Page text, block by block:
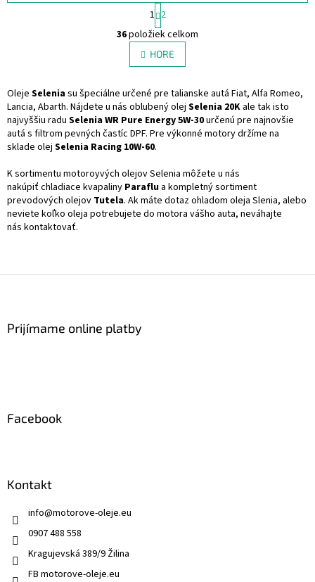
O
v
l
á
a
c
i
e
v
k
y
v
S
t
r
á
n
k
v
a
n
i
e
1 2
36položiek celkom
HORE
Oleje Seleniasu špeciálne určené pre talianske autá Fiat, Alfa Romeo,
Lancia, Abarth. Nájdete u nás oblubený olej Selenia 20K ale tak isto
najvyššiu radu Selenia WR Pure Energy5W-30určenú pre najnovšie
autá s filtrom pevných častíc DPF. Pre výkonné motory držíme na
sklade olej Selenia Racing 10W-60.
K sortimentu motoroyvých olejov Selenia môžete u nás
nakúpiť chladiace kvapaliny Paraflu a kompletný sortiment
prevodových olejov Tutela. Ak máte dotaz ohladom oleja Slenia, alebo
neviete koľko oleja potrebujete do motora vášho auta, neváhajte
nás kontaktovať.
Prijímame online platby
Facebook
Kontakt
info@motorove-oleje.eu
0907 488 558
Kragujevská 389/9 Žilina
FB motorove-oleje.eu